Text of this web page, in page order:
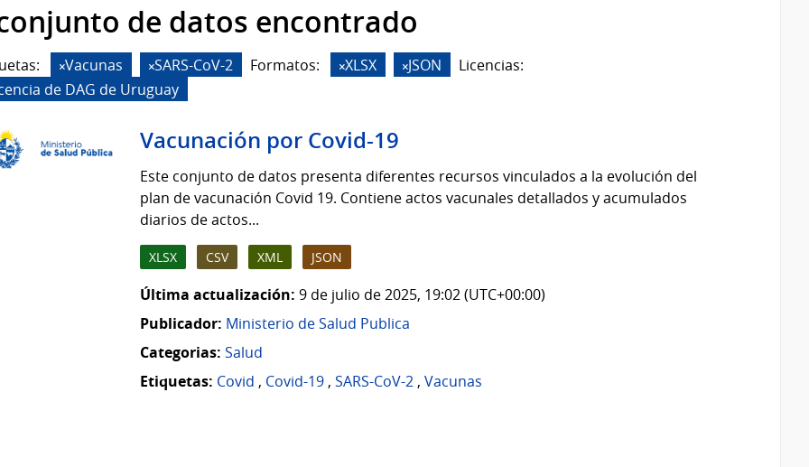
de datos encontrado
Vacunas SARS-CoV-2 Formatos: XLSX JSON
Licencias:
de DAG de Uruguay
Vacunación por Covid-19
Este conjunto de datos presenta diferentes recursos vinculados a la evolución del
plan de vacunación Covid 19. Contiene actos vacunales detallados y acumulados
diarios de actos...
XLSX CSV XML JSON
Última actualización: 9 de julio de 2025, 19:02 (UTC+00:00)
Publicador: Ministerio de Salud Publica
Categorias: Salud
Etiquetas: Covid , Covid-19, SARS-CoV-2, Vacunas